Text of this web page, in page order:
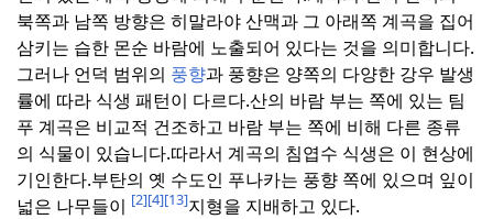
북쪽과 남쪽 방향은 히말라야 산맥과 그 아래쪽 계곡을 집어
삼키는 습한 몬순 바람에 노출되어 있다는 것을 의미합니다.
그러나 언덕 범위의 풍향과 풍향은 양쪽의 다양한 강우 발생
률에 따라 식생 패턴이 다르다.산의 바람 부는 쪽에 있는 팀
푸 계곡은 비교적 건조하고 바람 부는 쪽에 비해 다른 종류
의 식물이 있습니다.따라서 계곡의 침엽수 식생은 이 현상에
기인한다.부탄의 옛 수도인 푸나카는 풍향 쪽에 있으며 잎이
넓은 나무들이 [2][4][13]지형을 지배하고 있다.